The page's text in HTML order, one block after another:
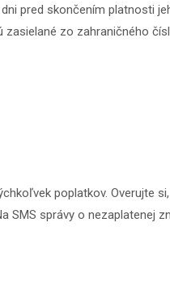
pred skončením platnosti
zo zahraničného
poplatkov. Overujte
SMS správy o nezaplatenej